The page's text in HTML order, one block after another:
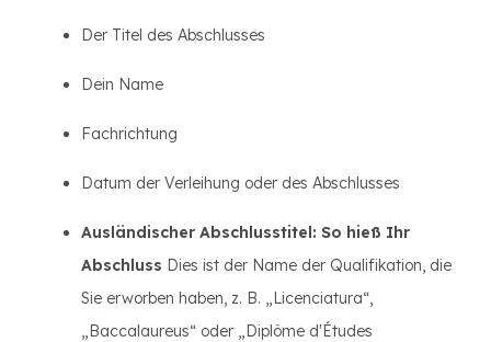
Der Titel des Abschlusses
Dein Name
Fachrichtung
Datum der Verleihung oder des Abschlusses
Ausländischer Abschlusstitel: So hieß Ihr
Abschluss Dies ist der Name der Qualifikation, die
Sie erworben haben, z. B. „Licenciatura“,
„Baccalaureus“ oder „Diplôme d'Études